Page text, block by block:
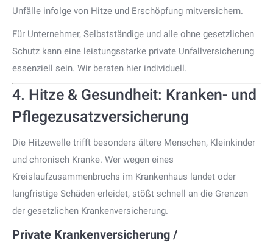
Unfälle infolge von Hitze und Erschöpfung mitversichern.
Für Unternehmer, Selbstständige und alle ohne gesetzlichen
Schutz kann eine leistungsstarke private Unfallversicherung
essenziell sein. Wir beraten hier individuell.
4. Hitze & Gesundheit: Kranken- und
Pflegezusatzversicherung
Die Hitzewelle trifft besonders ältere Menschen, Kleinkinder
und chronisch Kranke. Wer wegen eines
Kreislaufzusammenbruchs im Krankenhaus landet oder
langfristige Schäden erleidet, stößt schnell an die Grenzen
der gesetzlichen Krankenversicherung.
Private Krankenversicherung /